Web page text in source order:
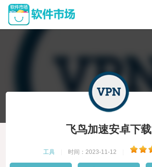
飞鸟加速安卓下载
工具 时间：2023-11-12